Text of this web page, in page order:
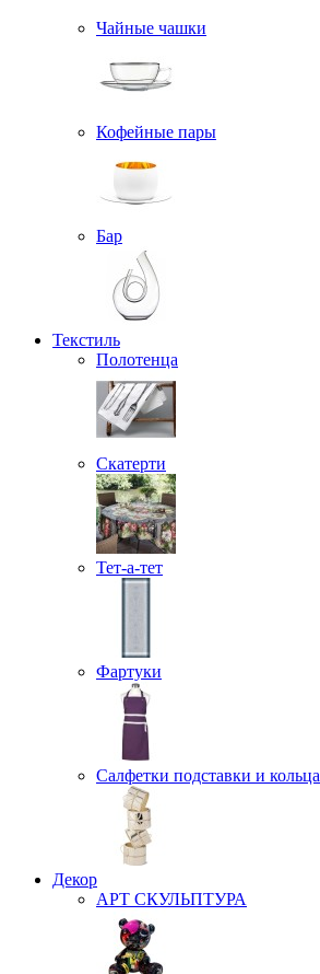
Чайные чашки
Кофейные пары
Бар
Текстиль
Полотенца
Скатерти
Тет-а-тет
Фартуки
Салфетки подставки и кольца
Декор
АРТ СКУЛЬПТУРА